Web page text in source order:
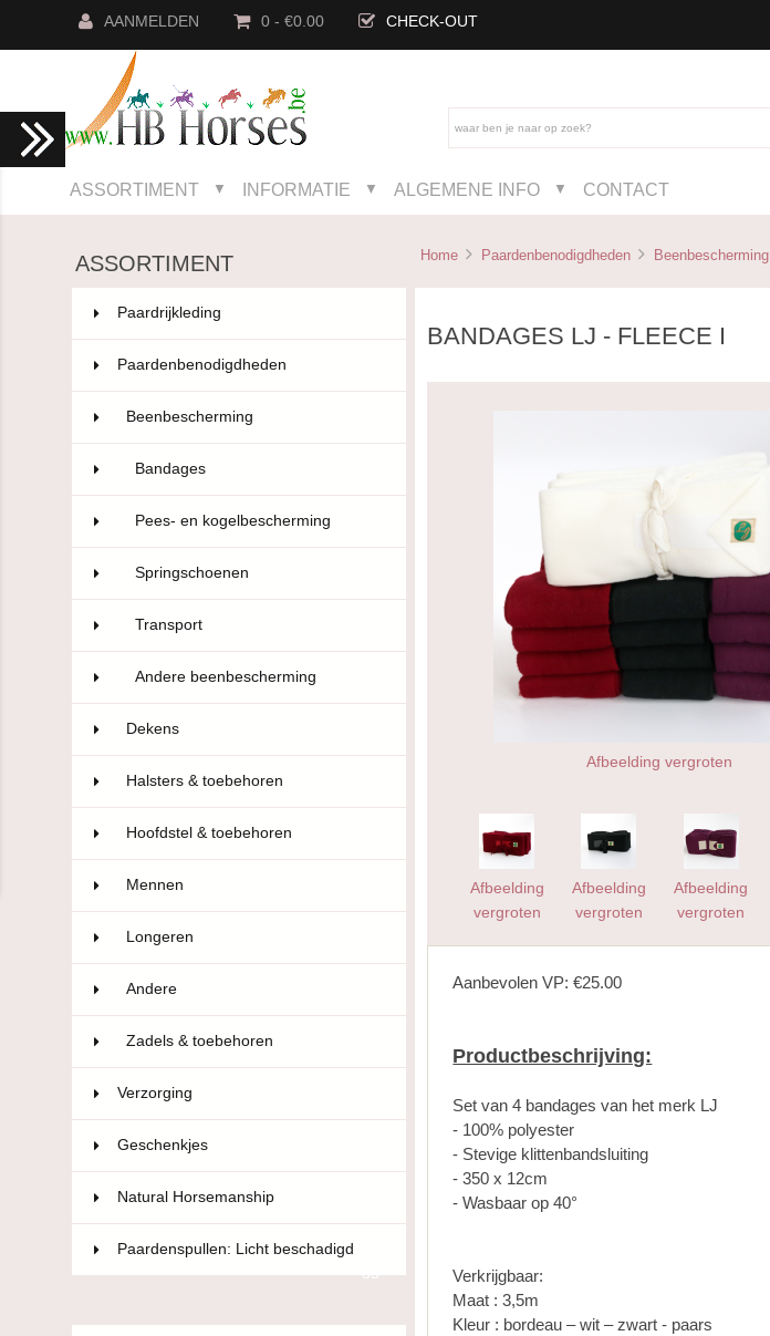
AANMELDEN 0 - €0.00 CHECK-OUT
ASSORTIMENT ▼ INFORMATIE ▼ ALGEMENE INFO ▼ CONTACT
ASSORTIMENT
Paardrijkleding
Paardenbenodigdheden
Beenbescherming
Bandages
Pees- en kogelbescherming
Springschoenen
Transport
Andere beenbescherming
Dekens
Halsters & toebehoren
Hoofdstel & toebehoren
Mennen
Longeren
Andere
Zadels & toebehoren
Verzorging
Geschenkjes
Natural Horsemanship
Paardenspullen: Licht beschadigd
85
Home Paardenbenodigdheden Beenbescherming
BANDAGES LJ - FLEECE I
Afbeelding vergroten
Afbeelding
vergroten
Afbeelding
vergroten
Afbeelding
vergroten
Aanbevolen VP: €25.00
Productbeschrijving:
Set van 4 bandages van het merk LJ
- 100% polyester
- Stevige klittenbandsluiting
- 350 x 12cm
- Wasbaar op 40°
Verkrijgbaar:
Maat : 3,5m
Kleur : bordeau – wit – zwart - paars